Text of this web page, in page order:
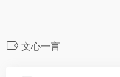
文心一言